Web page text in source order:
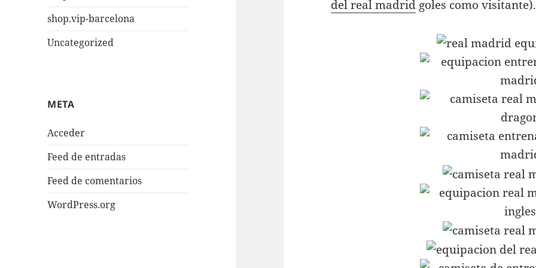
shop.vip-barcelona
Uncategorized
META
Acceder
Feed de entradas
Feed de comentarios
WordPress.org
del real madrid goles como visitante).